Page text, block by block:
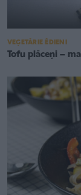
VEĢETĀRIE ĒDIENI
Tofu plāceņi –